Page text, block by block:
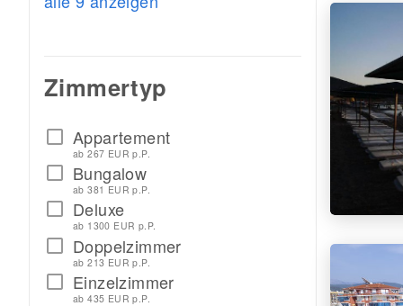
Zimmertyp
check_box_outline_blank Appartement
ab 267 EUR p.P.
check_box_outline_blank Bungalow
ab 381 EUR p.P.
check_box_outline_blank Deluxe
ab 1300 EUR p.P.
check_box_outline_blank Doppelzimmer
ab 213 EUR p.P.
check_box_outline_blank Einzelzimmer
ab 435 EUR p.P.